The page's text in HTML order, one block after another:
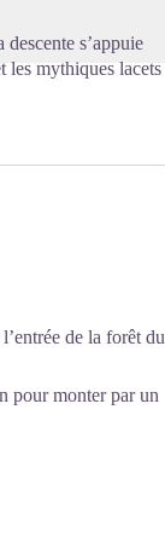
s’appuie
les mythiques lacets
de la forêt du
pour monter par un